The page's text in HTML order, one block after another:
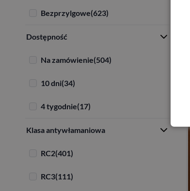
Bezprzylgowe(623)
Dostępność
Na zamówienie(504)
10 dni(34)
4 tygodnie(17)
Klasa antywłamaniowa
RC2(401)
RC3(111)